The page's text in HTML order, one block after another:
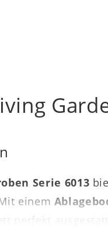
Serie 6013
einem
perfekt